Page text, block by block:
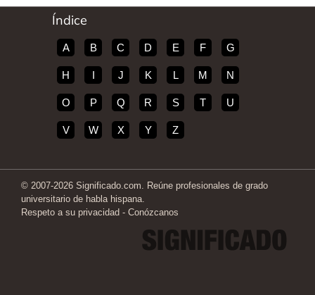
Índice
A B C D E F G
H I J K L M N
O P Q R S T U
V W X Y Z
© 2007-2026 Significado.com. Reúne profesionales de grado
universitario de habla hispana.
Respeto a su privacidad - Conózcanos